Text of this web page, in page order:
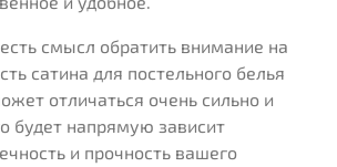
смысл обратить внимание на
сатина для постельного белья
отличаться очень сильно и
будет напрямую зависит
и прочность вашего